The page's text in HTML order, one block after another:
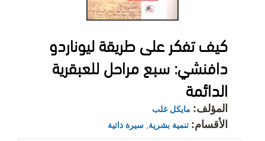
كيف تفكر على طريقة ليوناردو
دافنشي: سبع مراحل للعبقرية
الدائمة
المؤلف: مايكل غلب
الأقسام: تنمية بشرية سيرة ذاتية